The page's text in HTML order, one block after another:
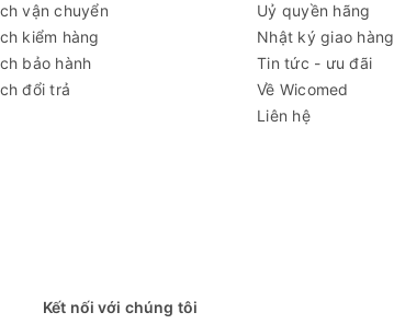
vận chuyển
kiểm hàng
bảo hành
đổi trả
Uỷ quyền hãng
Nhật ký giao hàng
Tin tức - ưu đãi
Về Wicomed
Liên hệ
Kết nối với chúng tôi